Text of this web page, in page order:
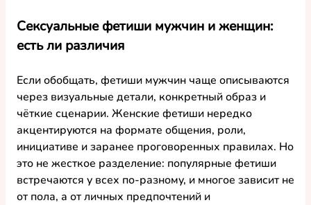
Сексуальные фетиши мужчин и женщин:
есть ли различия
Если обобщать, фетиши мужчин чаще описываются
через визуальные детали, конкретный образ и
чёткие сценарии. Женские фетиши нередко
акцентируются на формате общения, роли,
инициативе и заранее проговоренных правилах. Но
это не жесткое разделение: популярные фетиши
встречаются у всех по-разному, и многое зависит не
от пола, а от личных предпочтений и